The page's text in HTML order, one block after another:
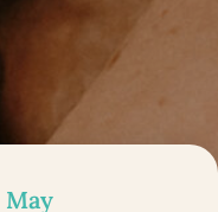
May